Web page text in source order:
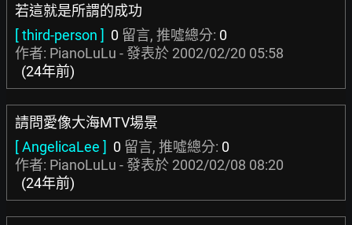
若這就是所謂的成功
[ third-person ] 0 留言, 推噓總分: 0
作者: PianoLuLu - 發表於 2002/02/20 05:58
(24年前)
請問愛像大海MTV場景
[ AngelicaLee ] 0 留言, 推噓總分: 0
作者: PianoLuLu - 發表於 2002/02/08 08:20
(24年前)